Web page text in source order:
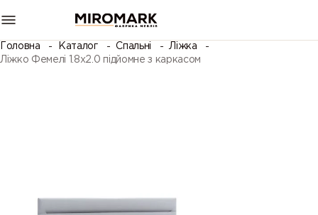
Головна Каталог Спальні
Ліжка
Ліжко Фемелі 1.8х2.0 підйомне з каркасом